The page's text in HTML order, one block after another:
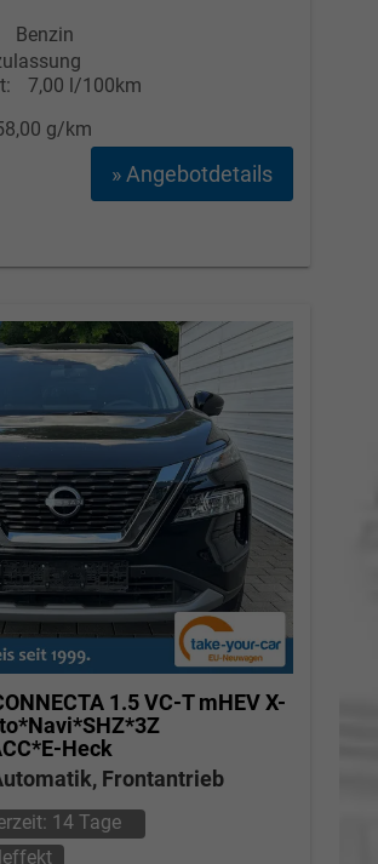
Benzin
7,00 l/100km
g/km
» Angebotdetails
1.5 VC-T mHEV X-
Heck
Frontantrieb
14 Tage